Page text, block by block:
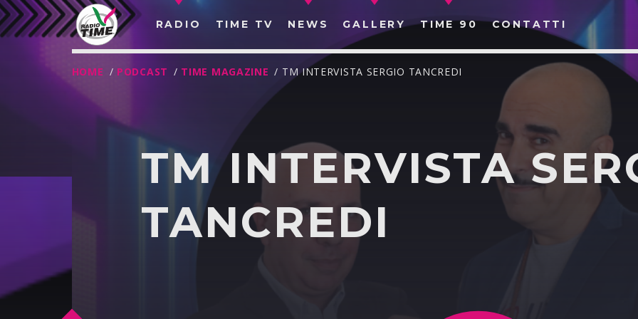
RADIO TIME TV NEWS GALLERY TIME 90 CONTATTI
CERCA NEL SITO WEB:
HOME / PODCAST / TIME MAGAZINE / TM INTERVISTA SERGIO TANCREDI
TM INTERVISTA
TANCREDI